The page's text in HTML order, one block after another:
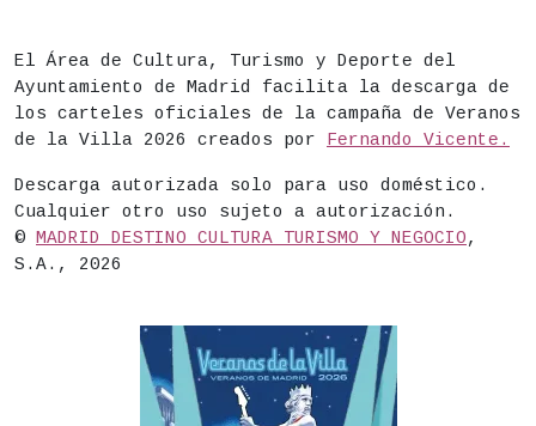
El Área de Cultura, Turismo y Deporte del
Ayuntamiento de Madrid facilita la descarga de
los carteles oficiales de la campaña de Veranos
de la Villa 2026 creados por Fernando Vicente.
Descarga autorizada solo para uso doméstico.
Cualquier otro uso sujeto a autorización.
© MADRID DESTINO CULTURA TURISMO Y NEGOCIO,
S.A., 2026